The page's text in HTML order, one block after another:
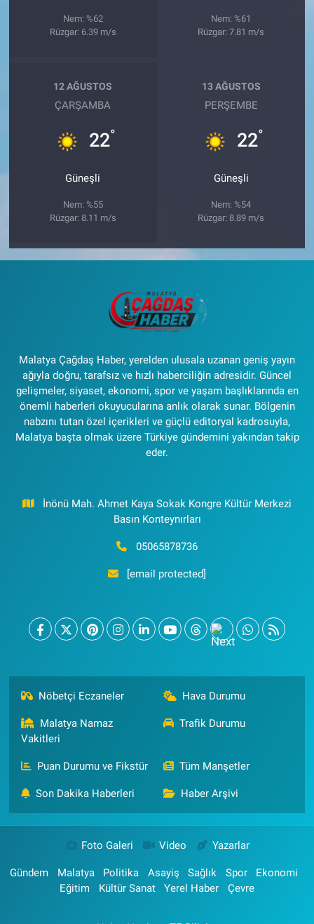
Nem: %62
Rüzgar: 6.39 m/s
Nem: %61
Rüzgar: 7.81 m/s
12 AĞUSTOS
ÇARŞAMBA
22°
Güneşli
Nem: %55
Rüzgar: 8.11 m/s
13 AĞUSTOS
PERŞEMBE
22°
Güneşli
Nem: %54
Rüzgar: 8.89 m/s
Malatya Çağdaş Haber, yerelden ulusala uzanan geniş yayın
ağıyla doğru, tarafsız ve hızlı haberciliğin adresidir. Güncel
gelişmeler, siyaset, ekonomi, spor ve yaşam başlıklarında en
önemli haberleri okuyucularına anlık olarak sunar. Bölgenin
nabzını tutan özel içerikleri ve güçlü editoryal kadrosuyla,
Malatya başta olmak üzere Türkiye gündemini yakından takip
eder.
İnönü Mah. Ahmet Kaya Sokak Kongre Kültür Merkezi
Basın Konteynırları
05065878736
[email protected]
Nöbetçi Eczaneler Hava Durumu
Malatya Namaz
Vakitleri
Trafik Durumu
Puan Durumu ve Fikstür Tüm Manşetler
Son Dakika Haberleri Haber Arşivi
Foto Galeri Video Yazarlar
Gündem Malatya Politika Asayiş Sağlık Spor
Ekonomi
Eğitim
Kültür Sanat Yerel Haber Çevre